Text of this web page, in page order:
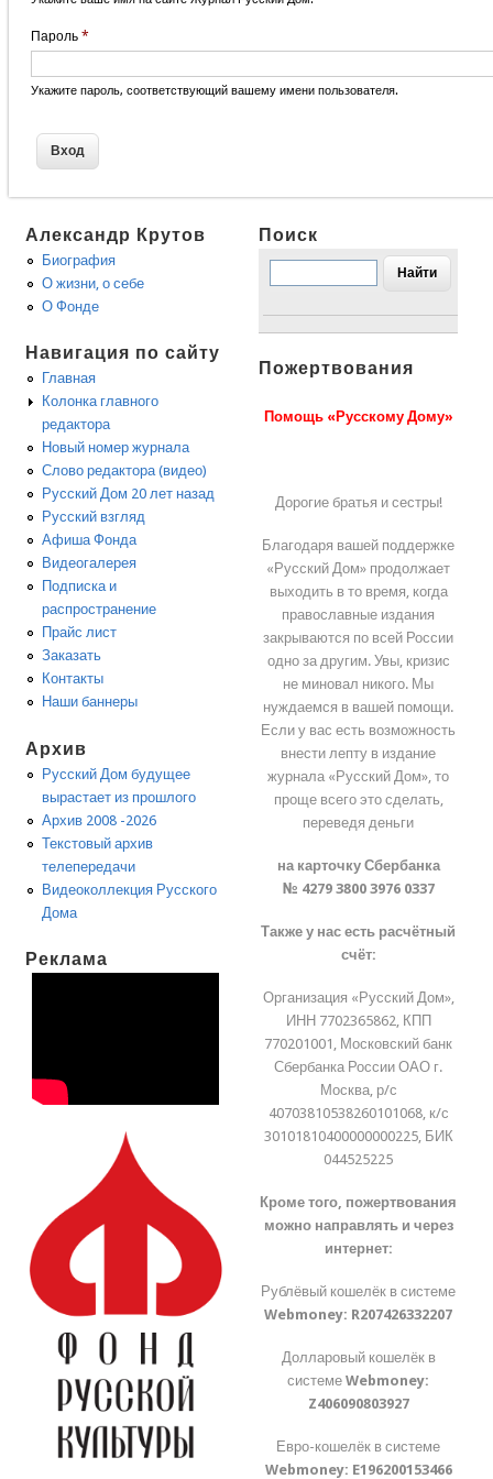
Пароль *
Укажите пароль, соответствующий вашему имени пользователя.
Александр Крутов
Биография
О жизни, о себе
О Фонде
Навигация по сайту
Главная
Колонка главного
редактора
Новый номер журнала
Слово редактора (видео)
Русский Дом 20 лет назад
Русский взгляд
Афиша Фонда
Видеогалерея
Подписка и
распространение
Прайс лист
Заказать
Контакты
Наши баннеры
Архив
Русский Дом будущее
вырастает из прошлого
Архив 2008 -2026
Текстовый архив
телепередачи
Видеоколлекция Русского
Дома
Реклама
Поиск
Пожертвования
Помощь «Русскому Дому»
Дорогие братья и сестры!
Благодаря вашей поддержке
«Русский Дом» продолжает
выходить в то время, когда
православные издания
закрываются по всей России
одно за другим. Увы, кризис
не миновал никого. Мы
нуждаемся в вашей помощи.
Если у вас есть возможность
внести лепту в издание
журнала «Русский Дом», то
проще всего это сделать,
переведя деньги
на карточку Сбербанка
№ 4279 3800 3976 0337
Также у нас есть расчётный
счёт:
Организация «Русский Дом»,
ИНН 7702365862, КПП
770201001, Московский банк
Сбербанка России ОАО г.
Москва, р/с
40703810538260101068, к/с
30101810400000000225, БИК
044525225
Кроме того, пожертвования
можно направлять и через
интернет:
Рублёвый кошелёк в системе
Webmoney: R207426332207
Долларовый кошелёк в
системеWebmoney:
Z406090803927
Евро-кошелёк в системе
Webmoney: E196200153466